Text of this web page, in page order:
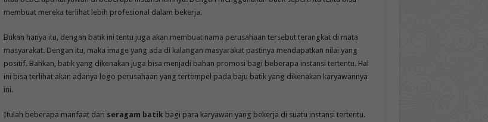
membuat mereka terlihat lebih profesional dalam bekerja.
Bukan hanya itu, dengan batik ini tentu juga akan membuat nama perusahaan tersebut terangkat di mata
masyarakat. Dengan itu, maka image yang ada di kalangan masyarakat pastinya mendapatkan nilai yang
positif. Bahkan, batik yang dikenakan juga bisa menjadi bahan promosi bagi beberapa instansi tertentu. Hal
ini bisa terlihat akan adanya logo perusahaan yang tertempel pada baju batik yang dikenakan karyawannya
ini.
Itulah beberapa manfaat dari seragam batik bagi para karyawan yang bekerja di suatu instansi tertentu.